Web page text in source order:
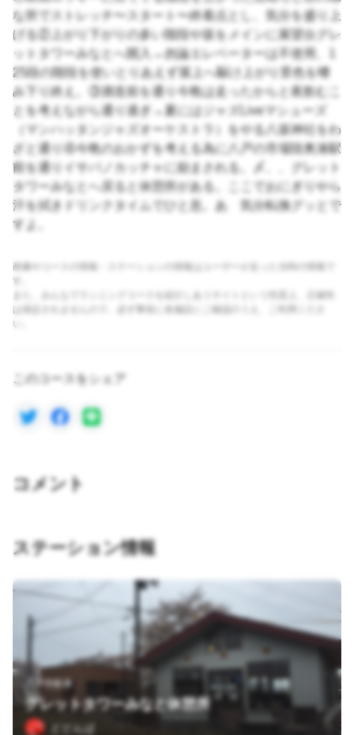
な所でストレッチ〜スタート〜終着点とし、気分を盛り上
げる②上がり下がりの多い階段や坂をメインに展望台グレ
ットタワーみなとへ開入→勿論エレベーターは不使用、1
25段の階段を使いとりあえず屋上へ駆け上がり景色を嗜
み下り終え。③酒造前を通り今晩は走ったからと夜飲むこ
とを考えながら通り過ぎ→夏にはジャズLiveマシューズ
（マンハッタンジャズオーケストラ）をやる八坂神社をわ
ざと通り④今晩のおかずを考える為に八戸の市場陸奥湊駅
前を通りイサバノカッチャに励まされる。〆、、グレット
タワーみなとへ戻ると休憩所がある。ここでおにぎりやら
汗を拭きドリンクタイムでひと息。あゝ気分転換グッとで
すよ。
画像やコースの情報・ステーションの情報はユーザーが走った当時の情報で
す。
また、みんなでランニングコースを紹介しあうサイトという性質上、正確性
は保証されませんので、必ず事前に各施設にご確認のうえ、ご利用くださ
い。
このコースをシェア
コメント
ステーション情報
八戸市館鼻
グレットタワーみなと休憩所
どどんぱ